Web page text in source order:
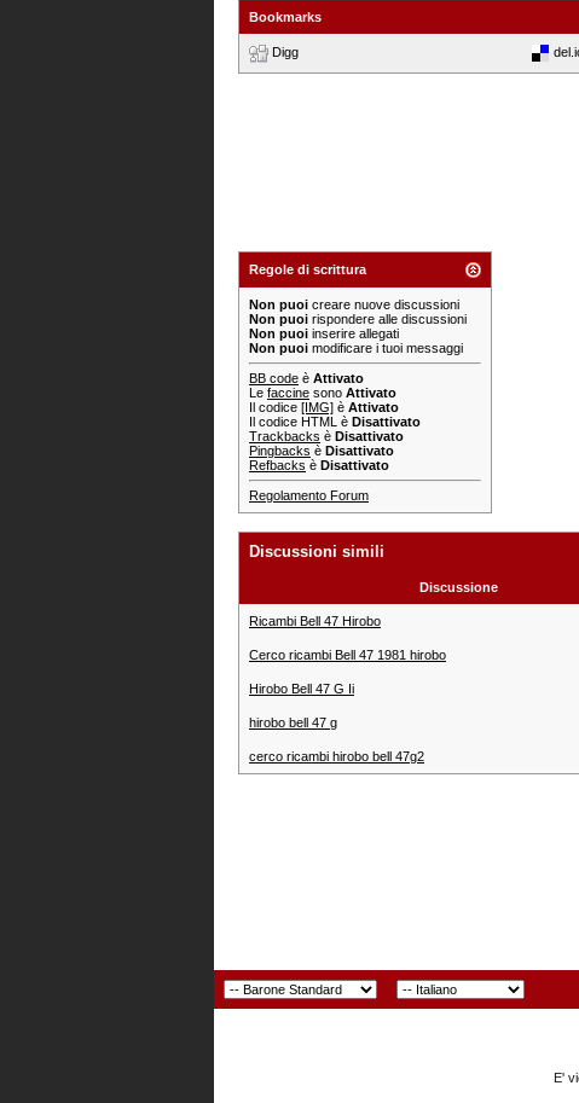
Bookmarks
Digg
Regole di scrittura
Non puoi creare nuove discussioni
Non puoi rispondere alle discussioni
Non puoi inserire allegati
Non puoi modificare i tuoi messaggi
BB code è Attivato
Le faccine sono Attivato
Il codice [IMG] è Attivato
Il codice HTML è Disattivato
Trackbacks è Disattivato
Pingbacks è Disattivato
Refbacks è Disattivato
Regolamento Forum
Discussioni simili
Discussione
Ricambi Bell 47 Hirobo
Cerco ricambi Bell 47 1981 hirobo
Hirobo Bell 47 G Ii
hirobo bell 47 g
cerco ricambi hirobo bell 47g2
E'